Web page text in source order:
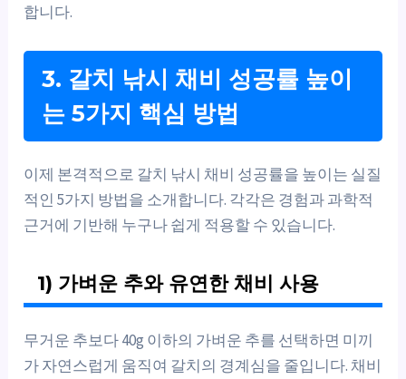
합니다.
3. 갈치 낚시 채비 성공률 높이
는 5가지 핵심 방법
이제 본격적으로 갈치 낚시 채비 성공률을 높이는 실질
적인 5가지 방법을 소개합니다. 각각은 경험과 과학적
근거에 기반해 누구나 쉽게 적용할 수 있습니다.
1) 가벼운 추와 유연한 채비 사용
무거운 추보다 40g 이하의 가벼운 추를 선택하면 미끼
가 자연스럽게 움직여 갈치의 경계심을 줄입니다. 채비